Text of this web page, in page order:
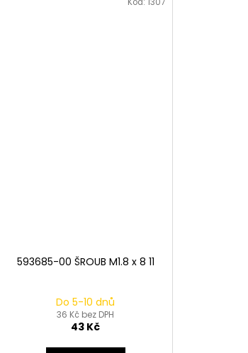
593685-00 ŠROUB M1.8 x 8 11
Do 5-10 dnů
36 Kč bez DPH
43 Kč
Kód: 1307